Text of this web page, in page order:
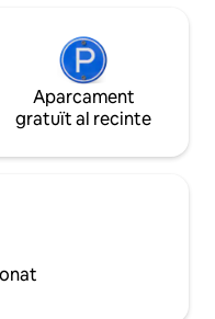
Aparcament
gratuït al recinte